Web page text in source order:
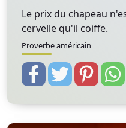
Le prix du chapeau
cervelle qu'il coiffe.
Proverbe américain